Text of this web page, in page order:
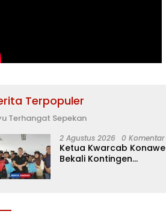
Terpopuler
Terhangat Sepekan
2 Agustus 2026 0 Komentar
Ketua Kwarcab Konawe
Bekali Kontingen